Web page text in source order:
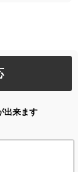
出来ます